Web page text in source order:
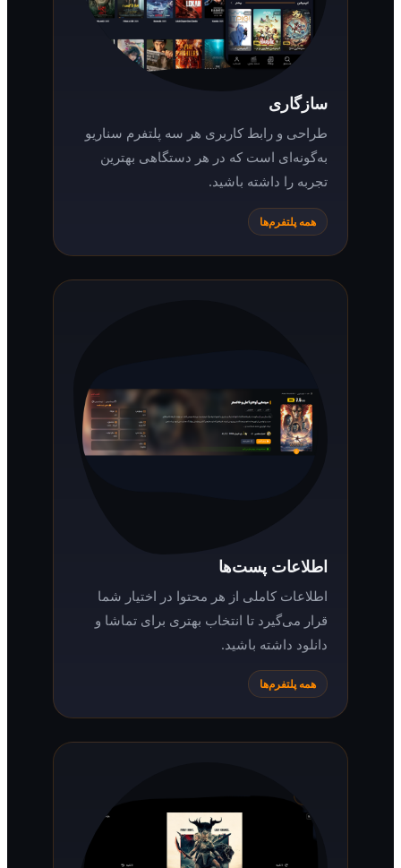
طراحی و رابط کاربری هر سه پلتفرم سناریو
به‌گونه‌ای است که در هر دستگاهی بهترین
تجربه را داشته باشید.
همه پلتفرم‌ها
اطلاعات پست‌ها
اطلاعات کاملی از هر محتوا در اختیار شما
قرار می‌گیرد تا انتخاب بهتری برای تماشا و
دانلود داشته باشید.
همه پلتفرم‌ها